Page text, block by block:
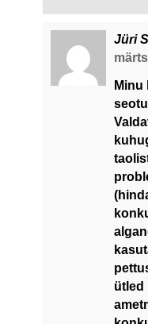
Jüri
Minu
ütled